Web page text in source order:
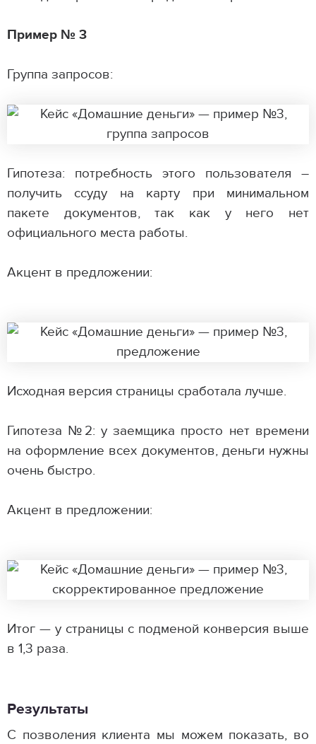
Пример № 3
Группа запросов:
Гипотеза: потребность этого пользователя –
получить ссуду на карту при минимальном
пакете документов, так как у него нет
официального места работы.
Акцент в предложении:
Исходная версия страницы сработала лучше.
Гипотеза №2: у заемщика просто нет времени
на оформление всех документов, деньги нужны
очень быстро.
Акцент в предложении:
Итог — у страницы с подменой конверсия выше
в 1,3 раза.
Результаты
С позволения клиента мы можем показать, во